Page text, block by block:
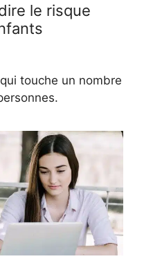
le risque
touche un nombre